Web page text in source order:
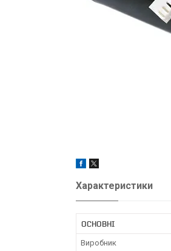
Характеристики
ОСНОВНІ
Виробник